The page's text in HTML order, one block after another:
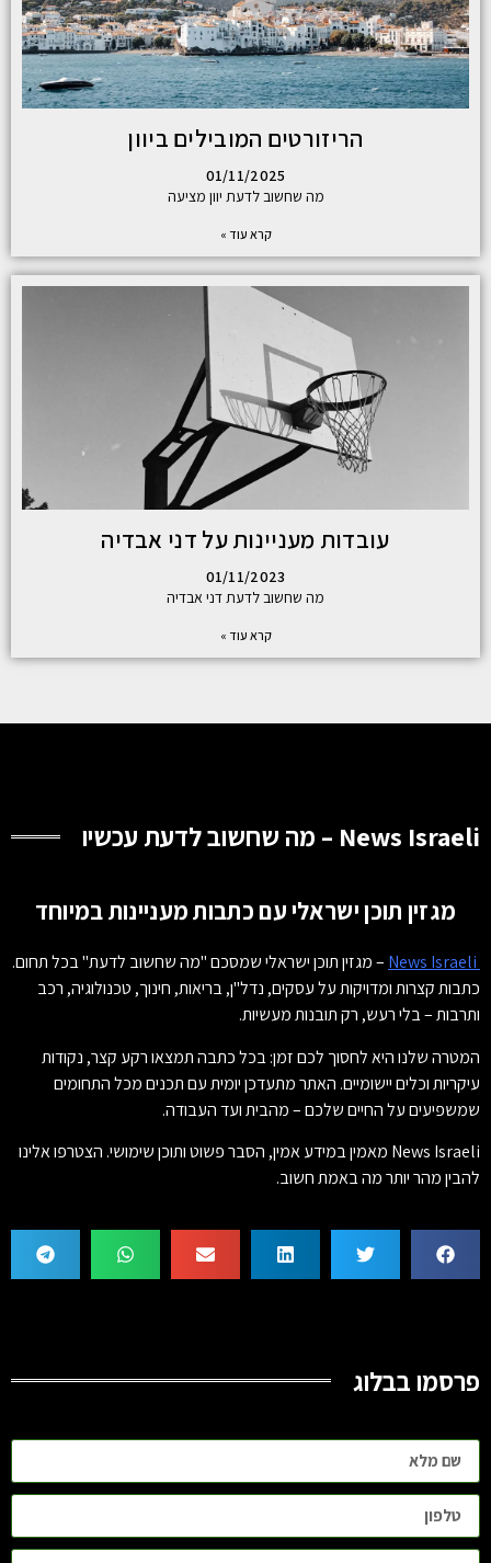
הריזורטים המובילים ביוון
01/11/2025
מה שחשוב לדעת יוון מציעה
קרא עוד »
עובדות מעניינות על דני אבדיה
01/11/2023
מה שחשוב לדעת דני אבדיה
קרא עוד »
News Israeli – מה שחשוב לדעת עכשיו
מגזין תוכן ישראלי עם כתבות מעניינות במיוחד
– מגזין תוכן ישראלי שמסכם "מה שחשוב לדעת" בכל תחום.
כתבות קצרות ומדויקות על עסקים, נדל"ן, בריאות, חינוך, טכנולוגיה, רכב
ותרבות – בלי רעש, רק תובנות מעשיות.
המטרה שלנו היא לחסוך לכם זמן: בכל כתבה תמצאו רקע קצר, נקודות
עיקריות וכלים יישומיים. האתר מתעדכן יומית עם תכנים מכל התחומים
שמשפיעים על החיים שלכם – מהבית ועד העבודה.
News Israeli מאמין במידע אמין, הסבר פשוט ותוכן שימושי. הצטרפו אלינו
להבין מהר יותר מה באמת חשוב.
פרסמו בבלוג